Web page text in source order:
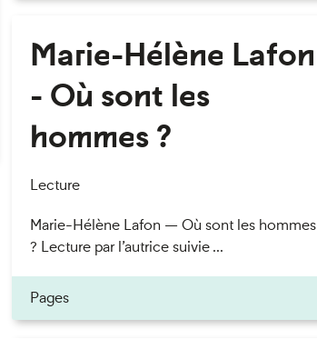
Marie-Hélène Lafon
- Où sont les
hommes ?
Lecture
Marie-Hélène Lafon — Où sont les hommes
? Lecture par l’autrice suivie ...
Pages